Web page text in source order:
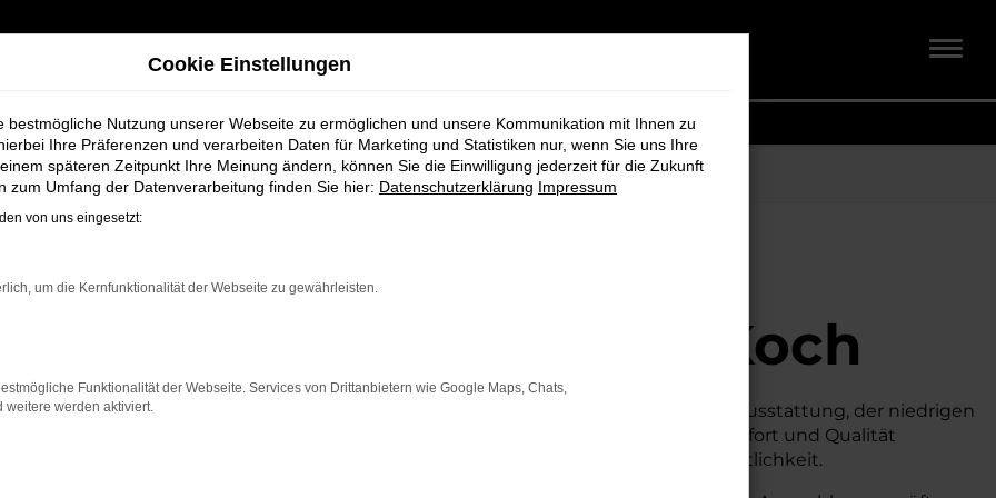
Gebrauchtwagen für Syke bei Schmidt + Koch
Terramar
für Syke bei Schmidt + Koch
die ein zuverlässiges und modernes Fahrzeug suchen.
Mit seiner erstklassigen Ausstattung, der niedrigen
Gebrauchtwagen eine kostengünstige Alternative zum Neuwagen, ohne auf Komfort und Qualität
Fahrten, der Terramar überzeugt durch Fahrkomfort, Sicherheit und Wirtschaftlichkeit.
Cookie Einstellungen
bestmögliche Nutzung unserer Webseite zu ermöglichen und unsere Kommunikation mit Ihnen zu
Ihre Präferenzen und verarbeiten Daten für Marketing und Statistiken nur, wenn Sie uns Ihre
späteren Zeitpunkt Ihre Meinung ändern, können Sie die Einwilligung jederzeit für die Zukunft
zum Umfang der Datenverarbeitung finden Sie hier: Datenschutzerklärung Impressum
von uns eingesetzt:
um die Kernfunktionalität der Webseite zu gewährleisten.
Funktionalität der Webseite. Services von Drittanbietern wie Google Maps, Chats,
weitere werden aktiviert.